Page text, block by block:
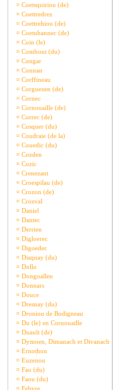
¤ Coetsquiriou (de)
¤ Coettredrez
¤ Coettrehiou (de)
¤ Coetuhannec (de)
¤ Coin (le)
¤ Combout (du)
¤ Congar
¤ Connan
¤ Corffineau
¤ Corguezen (de)
¤ Cornec
¤ Cornouaille (de)
¤ Correc (de)
¤ Cosquer (du)
¤ Coudraie (de la)
¤ Couedic (du)
¤ Cozden
¤ Cozic
¤ Crenezant
¤ Croespilau (de)
¤ Crozon (de)
¤ Crozval
¤ Daniel
¤ Dantec
¤ Derrien
¤ Digloerec
¤ Digoedec
¤ Disquay (du)
¤ Dollo
¤ Dongoallen
¤ Donnars
¤ Douce
¤ Dresnay (du)
¤ Droniou de Bodigneau
¤ Du (le) en Cornouaille
¤ Duault (de)
¤ Dymoen, Dimanach et Divanach
¤ Ernothon
¤ Euzenou
¤ Fao (du)
¤ Faou (du)
¤ Febvre